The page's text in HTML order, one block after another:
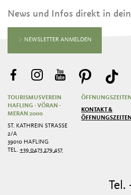
News und Infos direkt in
NEWSLETTER ANMELDEN
TOURISMUSVEREIN
HAFLING - VÖRAN -
MERAN 2000
ST. KATHREIN STRASSE 2
/A
39010 HAFLING
TEL.+39 0473 279 457
ÖFFNUNGSZEITEN
KONTAKT &
ÖFFNUNGSZEITEN
Tel.